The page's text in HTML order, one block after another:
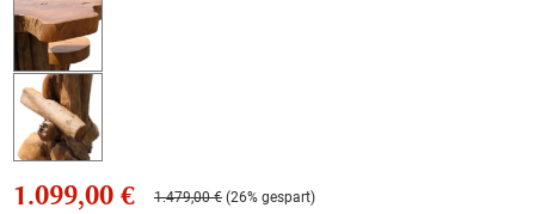
1.099,00 € 1.479,00 € (26% gespart)